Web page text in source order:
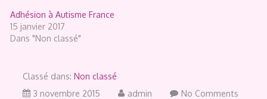
Adhésion à Autisme France
15 janvier 2017
Dans "Non classé"
Classé dans: Non classé
3 novembre 20153
admin No Comments